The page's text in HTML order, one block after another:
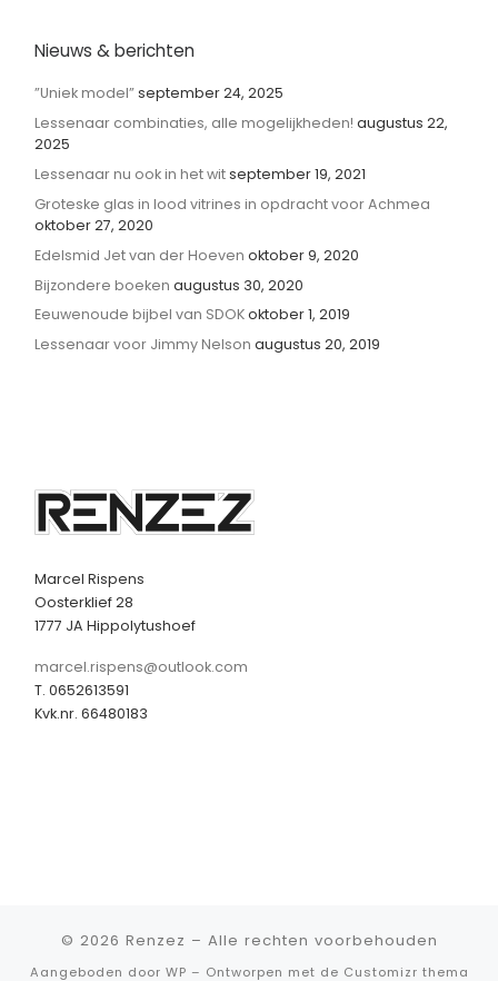
Nieuws & berichten
”Uniek model”september 24, 2025
Lessenaar combinaties, alle mogelijkheden! augustus 22,
2025
Lessenaar nu ook in het witseptember 19, 2021
Groteske glas in lood vitrines in opdracht voor Achmea
oktober 27, 2020
Edelsmid Jet van der Hoeven oktober 9, 2020
Bijzondere boeken augustus 30, 2020
Eeuwenoude bijbel van SDOKoktober 1, 2019
Lessenaar voor Jimmy Nelson augustus 20, 2019
Marcel Rispens
Oosterklief 28
1777 JA Hippolytushoef
marcel.rispens@outlook.com
T. 0652613591
Kvk.nr. 66480183
© 2026 Renzez – Alle rechten voorbehouden
Aangeboden door WP – Ontworpen met de Customizr thema